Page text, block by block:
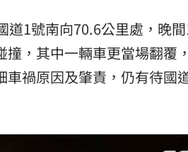
道1號南向70.6公里處，晚
，其中一輛車更當場翻覆
禍原因及肇責，仍有待國